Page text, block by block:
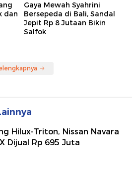
dan
Gaya Mewah Syahrini
Bersepeda di Bali, Sandal
Jepit Rp 8 Jutaan Bikin
Salfok
Hilux-Triton, Nissan Navara
Dijual Rp 695 Juta